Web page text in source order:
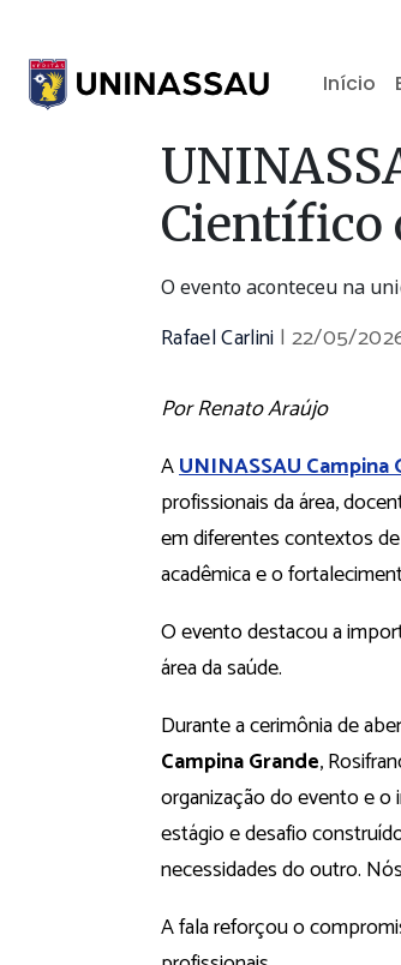
Início
Científico
O evento aconteceu na
Rafael Carlini | 22/05/
Por Renato Araújo
AUNINASSAU Campina
profissionais da área,
em diferentes contextos
acadêmica e o
O evento destacou a
área da saúde.
Durante a cerimônia de
Campina Grande,
organização do evento e o
estágio e desafio
necessidades do outro.
A fala reforçou o